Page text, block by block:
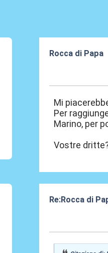
Rocca di Papa
Mi
Per
Marino, per
Vostre
Re:Rocca di